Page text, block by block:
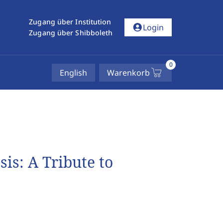
Zugang über Institution
Zugang über Shibboleth
account_circleLogin
English Warenkorb
0
A Tribute to